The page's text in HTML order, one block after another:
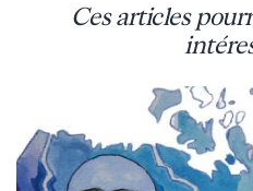
Ces articles